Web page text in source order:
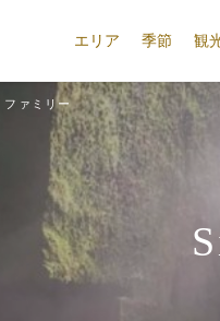
エリア 季節 観
ファミリー